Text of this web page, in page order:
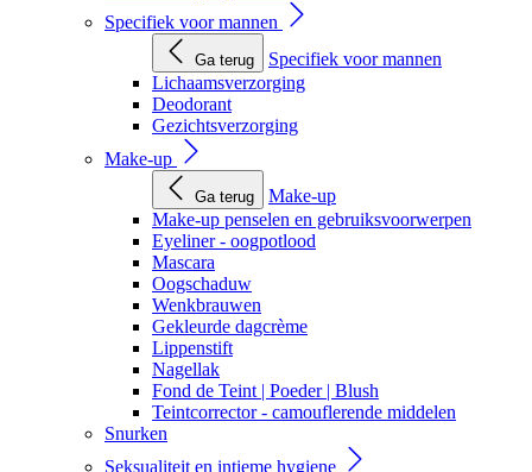
Specifiek voor mannen
Ga terug
Specifiek voor mannen
Lichaamsverzorging
Deodorant
Gezichtsverzorging
Make-up
Ga terug
Make-up
Make-up penselen en gebruiksvoorwerpen
Eyeliner - oogpotlood
Mascara
Oogschaduw
Wenkbrauwen
Gekleurde dagcrème
Lippenstift
Nagellak
Fond de Teint | Poeder | Blush
Teintcorrector - camouflerende middelen
Snurken
Seksualiteit en intieme hygiene